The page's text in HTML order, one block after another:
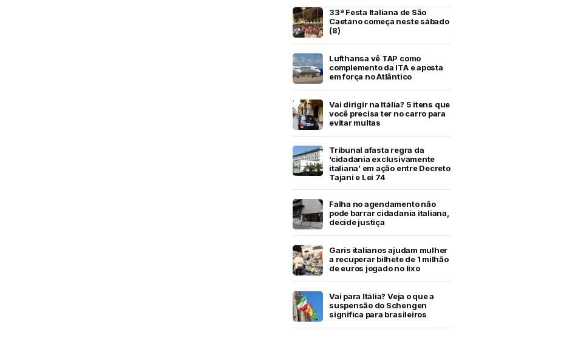
33ª Festa Italiana de São
Caetano começa neste sábado
(8)
Lufthansa vê TAP como
complemento da ITA e aposta
em força no Atlântico
Vai dirigir na Itália? 5 itens que
você precisa ter no carro para
evitar multas
Tribunal afasta regra da
‘cidadania exclusivamente
italiana’ em ação entre Decreto
Tajani e Lei 74
Falha no agendamento não
pode barrar cidadania italiana,
decide justiça
Garis italianos ajudam mulher
a recuperar bilhete de 1 milhão
de euros jogado no lixo
Vai para Itália? Veja o que a
suspensão do Schengen
significa para brasileiros